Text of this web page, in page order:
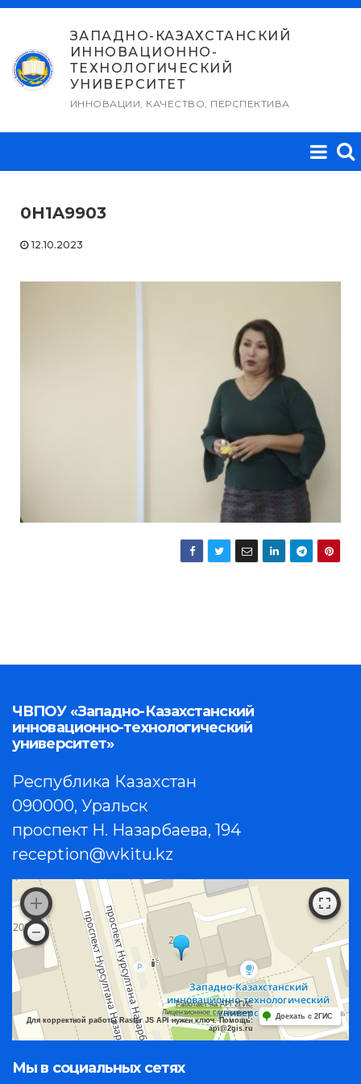
Перейти
содержимому
ЗАПАДНО-КАЗАХСТАНСКИЙ
ИННОВАЦИОННО-
ТЕХНОЛОГИЧЕСКИЙ
УНИВЕРСИТЕТ
ИННОВАЦИИ, КАЧЕСТВО, ПЕРСПЕКТИВА
0H1A9903
12.10.2023
ЧВПОУ «Западно-Казахстанский
инновационно-технологический
университет»
Республика Казахстан
090000, Уральск
проспект Н. Назарбаева, 194
reception@wkitu.kz
Работает на API 2ГИС
Лицензионное соглашение
Для корректной работы Raster JS API нужен ключ. Помощь:
api@2gis.ru
Доехать с 2ГИС
Мы в социальных сетях